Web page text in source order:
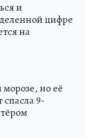
и
цифре
на
но её
9-